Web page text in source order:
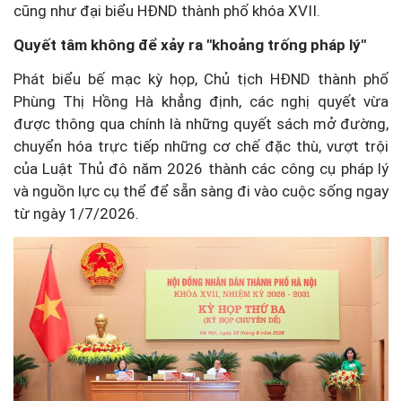
cũng như đại biểu HĐND thành phố khóa XVII.
Quyết tâm không để xảy ra "khoảng trống pháp lý"
Phát biểu bế mạc kỳ họp, Chủ tịch HĐND thành phố
Phùng Thị Hồng Hà khẳng định, các nghị quyết vừa
được thông qua chính là những quyết sách mở đường,
chuyển hóa trực tiếp những cơ chế đặc thù, vượt trội
của Luật Thủ đô năm 2026 thành các công cụ pháp lý
và nguồn lực cụ thể để sẵn sàng đi vào cuộc sống ngay
từ ngày 1/7/2026.